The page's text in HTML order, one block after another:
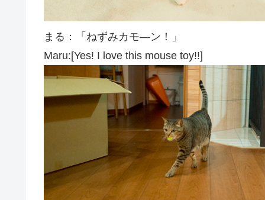
まる：「ねずみカモ―ン！」
Maru:[Yes! I love this mouse toy!!]